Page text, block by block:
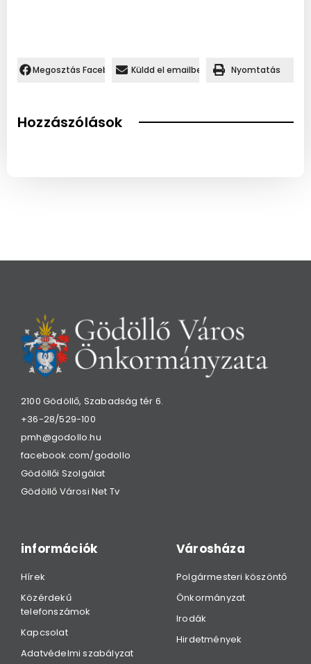
Megosztás Facebookon.Küldd el emailben Nyomtatás
Hozzászólások
2100 Gödöllő, Szabadság tér 6.
+36-28/529-100
pmh@godollo.hu
facebook.com/godollo
Gödöllői Szolgálat
Gödöllő Városi Net Tv
információk
Hírek
Közérdekű
telefonszámok
Kapcsolat
Adatvédelmi szabályzat
Városháza
Polgármesteri köszöntő
Önkormányzat
Irodák
Hirdetmények